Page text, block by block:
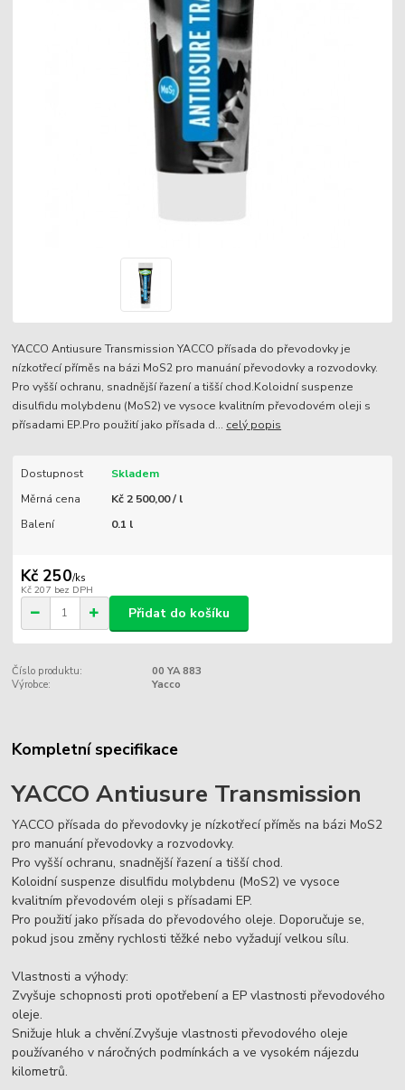
YACCO Antiusure Transmission YACCO přísada do převodovky je
nízkotřecí příměs na bázi MoS2 pro manuání převodovky a rozvodovky.
Pro vyšší ochranu, snadnější řazení a tišší chod.Koloidní suspenze
disulfidu molybdenu (MoS2) ve vysoce kvalitním převodovém oleji s
přísadami EP.Pro použití jako přísada d... celý popis
Dostupnost
Skladem
Měrná cena
Kč 2 500,00 / l
Balení
0.1 l
Kč 250/ks
Kč 207 bez DPH
Přidat do košíku
Číslo produktu:
00 YA 883
Výrobce:
Yacco
Kompletní specifikace
YACCO Antiusure Transmission
YACCO přísada do převodovky je nízkotřecí příměs na bázi MoS2
pro manuání převodovky a rozvodovky.
Pro vyšší ochranu, snadnější řazení a tišší chod.
Koloidní suspenze disulfidu molybdenu (MoS2) ve vysoce
kvalitním převodovém oleji s přísadami EP.
Pro použití jako přísada do převodového oleje. Doporučuje se,
pokud jsou změny rychlosti těžké nebo vyžadují velkou sílu.
Vlastnosti a výhody:
Zvyšuje schopnosti proti opotřebení a EP vlastnosti převodového
oleje.
Snižuje hluk a chvění.Zvyšuje vlastnosti převodového oleje
používaného v náročných podmínkách a ve vysokém nájezdu
kilometrů.